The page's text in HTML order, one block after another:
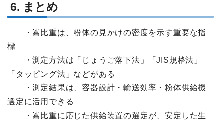
6. まとめ
・嵩比重は、粉体の見かけの密度を示す重要な指
標
・測定方法は「じょうご落下法」「JIS規格法」
「タッピング法」などがある
・測定結果は、容器設計・輸送効率・粉体供給機
選定に活用できる
・嵩比重に応じた供給装置の選定が、安定した生